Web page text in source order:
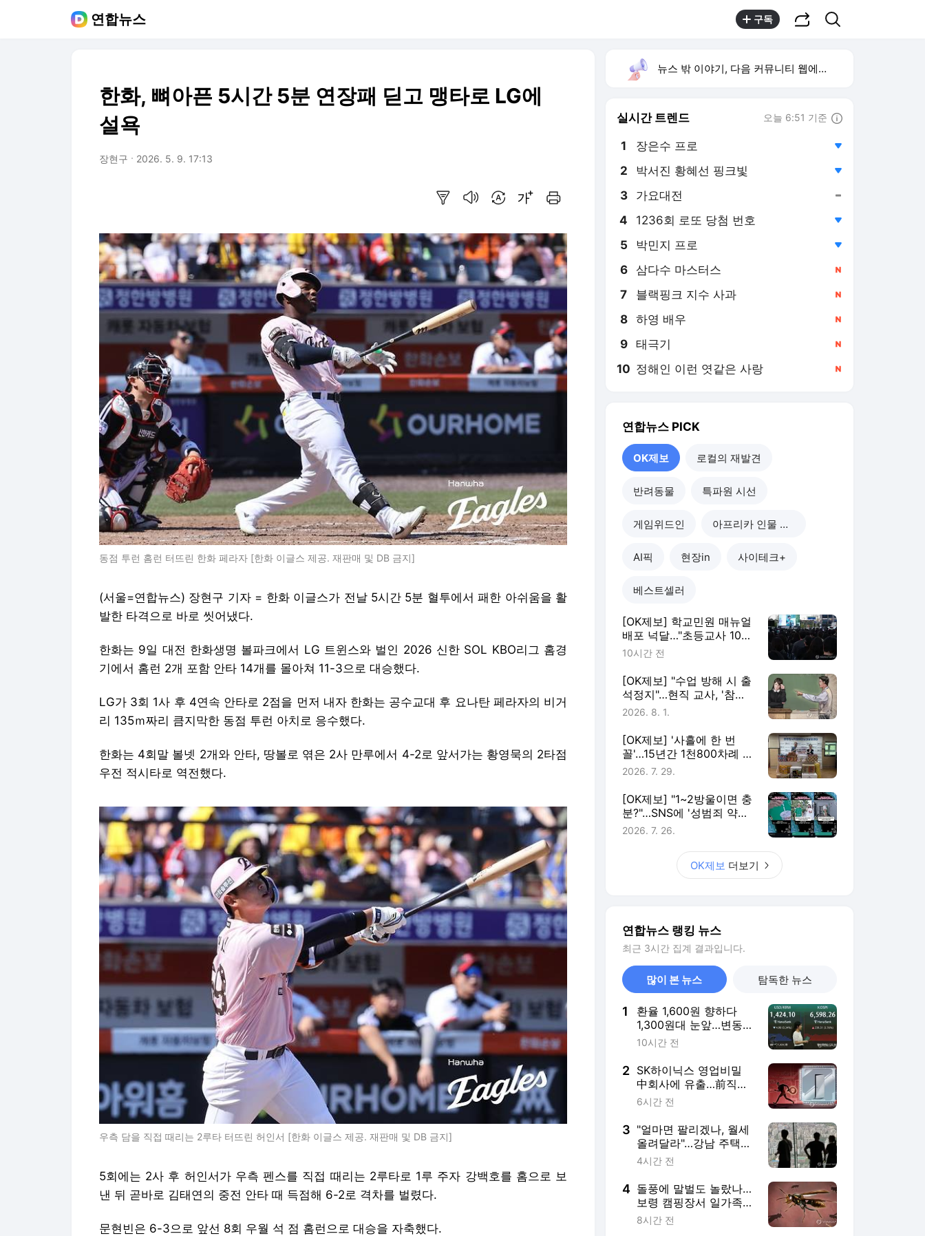
연합뉴스 구독
한화, 뼈아픈 5시간 5분 연장패 딛고 맹타로 LG에
설욕
장현구 2026. 5. 9. 17:13
동점 투런 홈런 터뜨린 한화 페라자 [한화 이글스 제공. 재판매 및 DB 금지]
(서울=연합뉴스) 장현구 기자 = 한화 이글스가 전날 5시간 5분 혈투에서 패한 아쉬움을 활
발한 타격으로 바로 씻어냈다.
한화는 9일 대전 한화생명 볼파크에서 LG 트윈스와 벌인 2026 신한 SOL KBO리그 홈경
기에서 홈런 2개 포함 안타 14개를 몰아쳐 11-3으로 대승했다.
LG가 3회 1사 후 4연속 안타로 2점을 먼저 내자 한화는 공수교대 후 요나탄 페라자의 비거
리 135ｍ짜리 큼지막한 동점 투런 아치로 응수했다.
한화는 4회말 볼넷 2개와 안타, 땅볼로 엮은 2사 만루에서 4-2로 앞서가는 황영묵의 2타점
우전 적시타로 역전했다.
우측 담을 직접 때리는 2루타 터뜨린 허인서 [한화 이글스 제공. 재판매 및 DB 금지]
5회에는 2사 후 허인서가 우측 펜스를 직접 때리는 2루타로 1루 주자 강백호를 홈으로 보
낸 뒤 곧바로 김태연의 중전 안타 때 득점해 6-2로 격차를 벌렸다.
문현빈은 6-3으로 앞선 8회 우월 석 점 홈런으로 대승을 자축했다.
뉴스 밖 이야기, 다음 커뮤니티 웹에서 보기
실시간 트렌드 오늘 6:51 기준
1 장은수 프로
2 박서진 황혜선 핑크빛
3 가요대전
4 1236회 로또 당첨 번호
5 박민지 프로
6 삼다수 마스터스
7 블랙핑크 지수 사과
8 하영 배우
9 태극기
10 정해인 이런 엿같은 사랑
연합뉴스 PICK
OK제보 로컬의 재발견
반려동물 특파원 시선
게임위드인 아프리카 인물 열전
AI픽 현장in 사이테크+
베스트셀러
[OK제보] 학교민원 매뉴얼
배포 넉달…"초등교사 10명
중 7명 존재 몰라"
10시간 전
[OK제보] "수업 방해 시 출
석정지"…현직 교사, '참교
육법' 국민청원
2026. 8. 1.
[OK제보] '사흘에 한 번
꼴'…15년간 1천800차례 복
지시설 찾은 '나눔왕'
2026. 7. 29.
[OK제보] "1~2방울이면 충
분?"…SNS에 '성범죄 약물'
광고 횡행
2026. 7. 26.
OK제보 더보기
연합뉴스 랭킹 뉴스
최근 3시간 집계 결과입니다.
많이 본 뉴스 탐독한 뉴스
1
환율 1,600원 향하다
1,300원대 눈앞…변동성
금융위기 후 최고
10시간 전
2 SK하이닉스 영업비밀
中회사에 유출…前직원
2심도 징역1년6개월
6시간 전
3 "얼마면 팔리겠나, 월세
올려달라"…강남 주택시
장 '혼란'
4시간 전
4 돌풍에 말벌도 놀랐나…
보령 캠핑장서 일가족
등 7명 벌 쏘임
8시간 전